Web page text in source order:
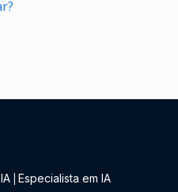
Especialista em IA